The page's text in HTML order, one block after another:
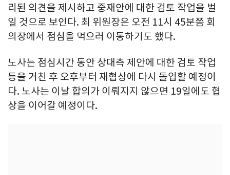
리된 의견을 제시하고 중재안에 대한 검토 작업을 벌
일 것으로 보인다. 최 위원장은 오전 11시 45분쯤 회
의장에서 점심을 먹으러 이동하기도 했다.
노사는 점심시간 동안 상대측 제안에 대한 검토 작업
등을 거친 후 오후부터 재협상에 다시 돌입할 예정이
다. 노사는 이날 합의가 이뤄지지 않으면 19일에도 협
상을 이어갈 예정이다.